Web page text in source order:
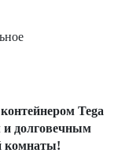
Tega
долговечным
комнаты!